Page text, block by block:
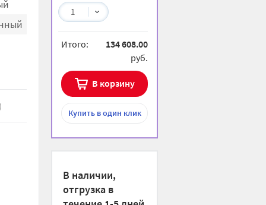
1
Итого:
134 608.00
руб.
В корзину
Купитьв один клик
В наличии,
отгрузка в